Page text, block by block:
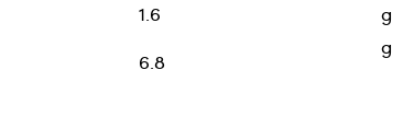
1.6
g
6.8
g